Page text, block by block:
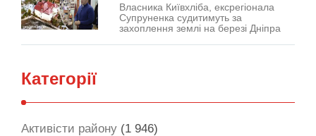
Власника Київхліба, ексрегіонала
Супруненка судитимуть за
захоплення землі на березі Дніпра
Категорії
Активісти району (1 946)